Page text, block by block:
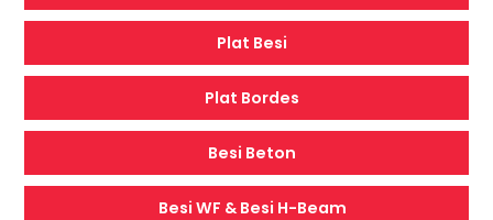
Plat Besi
Plat Bordes
Besi Beton
Besi WF & Besi H-Beam